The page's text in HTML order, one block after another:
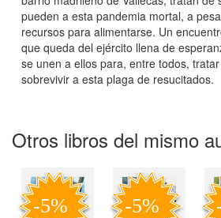
pueden a esta pandemia mortal, a
recursos para alimentarse. Un
que queda del ejército llena de
se unen a ellos para, entre todos,
sobrevivir a esta plaga de resucitados.
Otros libros del mismo